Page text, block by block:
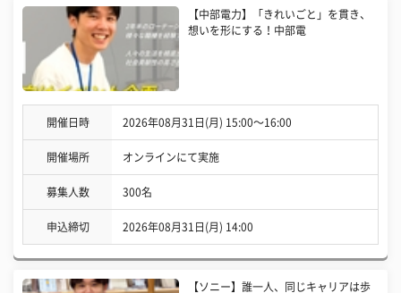
【中部電力】「きれいごと」を貫き、
想いを形にする！中部電
開催日時 2026年08月31日(月) 15:00〜16:00
開催場所 オンラインにて実施
募集人数 300名
申込締切 2026年08月31日(月) 14:00
【ソニー】誰一人、同じキャリアは歩